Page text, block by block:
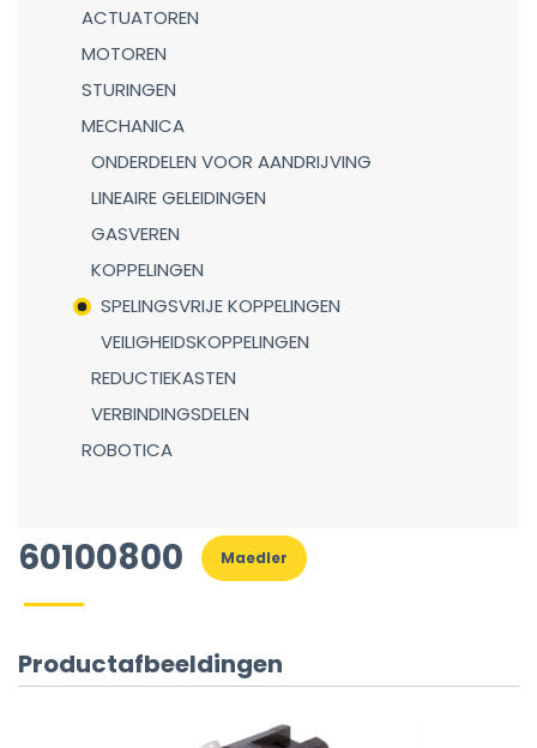
ACTUATOREN
MOTOREN
STURINGEN
MECHANICA
ONDERDELEN VOOR AANDRIJVING
LINEAIRE GELEIDINGEN
GASVEREN
KOPPELINGEN
SPELINGSVRIJE KOPPELINGEN
VEILIGHEIDSKOPPELINGEN
REDUCTIEKASTEN
VERBINDINGSDELEN
ROBOTICA
60100800 Maedler
Productafbeeldingen